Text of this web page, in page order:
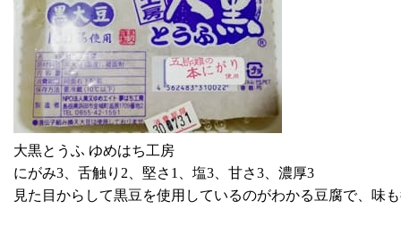
大黒とうふ ゆめはち工房
にがみ3、舌触り2、堅さ1、塩3、甘さ3、濃厚3
見た目からして黒豆を使用しているのがわかる豆腐で、味